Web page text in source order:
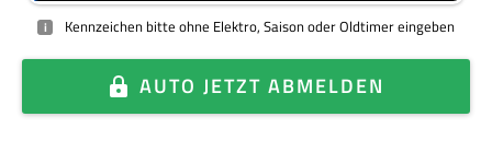
i Kennzeichen bitte ohne Elektro, Saison oder Oldtimer eingeben
AUTO JETZT ABMELDEN